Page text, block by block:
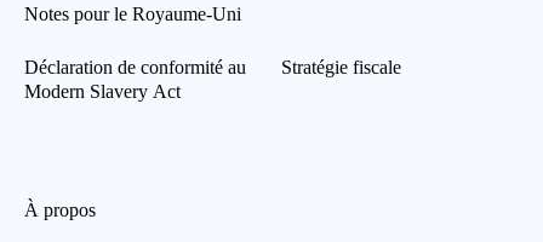
Notes pour le Royaume-Uni
Déclaration de conformité au
Modern Slavery Act
Stratégie fiscale
À propos